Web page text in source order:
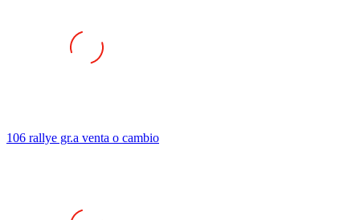
106 rallye gr.a venta o cambio